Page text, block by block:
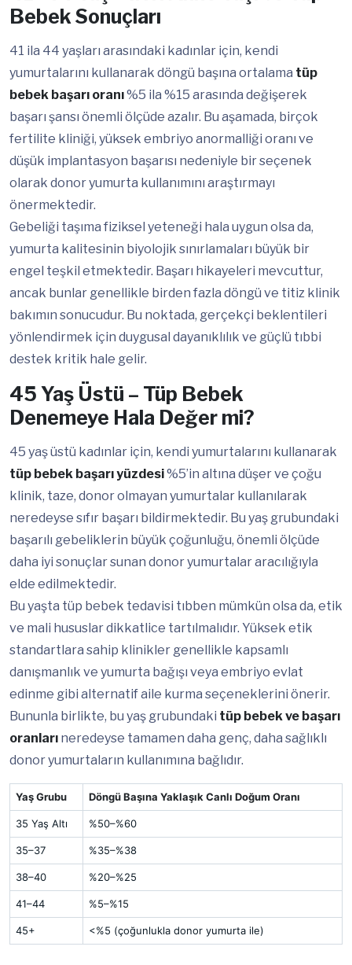
Bebek Sonuçları
41 ila 44 yaşları arasındaki kadınlar için, kendi
yumurtalarını kullanarak döngü başına ortalama tüp
bebek başarı oranı%5 ila %15 arasında değişerek
başarı şansı önemli ölçüde azalır. Bu aşamada, birçok
fertilite kliniği, yüksek embriyo anormalliği oranı ve
düşük implantasyon başarısı nedeniyle bir seçenek
olarak donor yumurta kullanımını araştırmayı
önermektedir.
Gebeliği taşıma fiziksel yeteneği hala uygun olsa da,
yumurta kalitesinin biyolojik sınırlamaları büyük bir
engel teşkil etmektedir. Başarı hikayeleri mevcuttur,
ancak bunlar genellikle birden fazla döngü ve titiz klinik
bakımın sonucudur. Bu noktada, gerçekçi beklentileri
yönlendirmek için duygusal dayanıklılık ve güçlü tıbbi
destek kritik hale gelir.
45 Yaş Üstü – Tüp Bebek
Denemeye Hala Değer mi?
45 yaş üstü kadınlar için, kendi yumurtalarını kullanarak
tüp bebek başarı yüzdesi%5’in altına düşer ve çoğu
klinik, taze, donor olmayan yumurtalar kullanılarak
neredeyse sıfır başarı bildirmektedir. Bu yaş grubundaki
başarılı gebeliklerin büyük çoğunluğu, önemli ölçüde
daha iyi sonuçlar sunan donor yumurtalar aracılığıyla
elde edilmektedir.
Bu yaşta tüp bebek tedavisi tıbben mümkün olsa da, etik
ve mali hususlar dikkatlice tartılmalıdır. Yüksek etik
standartlara sahip klinikler genellikle kapsamlı
danışmanlık ve yumurta bağışı veya embriyo evlat
edinme gibi alternatif aile kurma seçeneklerini önerir.
Bununla birlikte, bu yaş grubundaki tüp bebek ve başarı
oranları neredeyse tamamen daha genç, daha sağlıklı
donor yumurtaların kullanımına bağlıdır.
Yaş Grubu Döngü Başına Yaklaşık Canlı Doğum Oranı
35 Yaş Altı %50–%60
35–37 %35–%38
38–40 %20–%25
41–44 %5–%15
45+ <%5 (çoğunlukla donor yumurta ile)